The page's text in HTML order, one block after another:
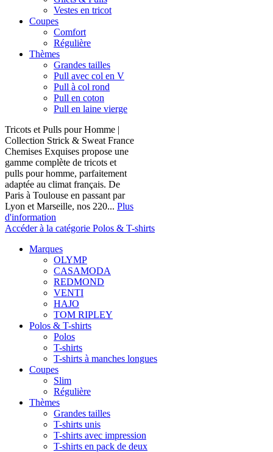
Vestes en tricot
Coupes
Comfort
Régulière
Thèmes
Grandes tailles
Pull avec col en V
Pull à col rond
Pull en coton
Pull en laine vierge
Tricots et Pulls pour Homme |
Collection Strick & Sweat France
Chemises Exquises propose une
gamme complète de tricots et
pulls pour homme, parfaitement
adaptée au climat français. De
Paris à Toulouse en passant par
Lyon et Marseille, nos 220... Plus
d'information
Accéder à la catégorie Polos & T-shirts
Marques
OLYMP
CASAMODA
REDMOND
VENTI
HAJO
TOM RIPLEY
Polos & T-shirts
Polos
T-shirts
T-shirts à manches longues
Coupes
Slim
Régulière
Thèmes
Grandes tailles
T-shirts unis
T-shirts avec impression
T-shirts en pack de deux